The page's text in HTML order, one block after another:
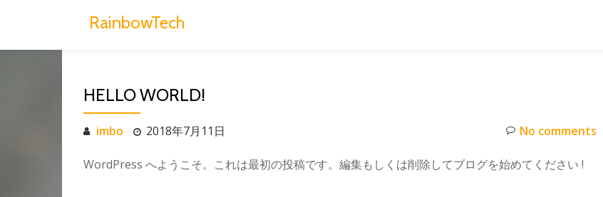
RainbowTech
HELLO WORLD!
imbo 2018年7月11日 No comments
WordPress へようこそ。これは最初の投稿です。編集もしくは削除してブログを始めてください !